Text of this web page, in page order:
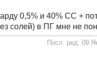
0,5% и 40% СС +
солей) в ПГ мне не
Посл. ред. 09